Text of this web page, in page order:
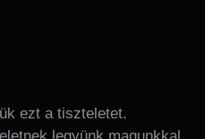
ezt a tiszteletet.